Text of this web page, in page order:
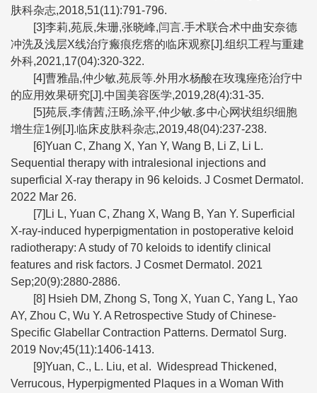
肤科杂志,2018,51(11):791-796.
[3]李莉,苑辰,朱珊,张晓峰,闫言.手术联合术中曲安奈德
冲洗及浅层X线治疗瘢痕疙瘩的临床观察[J].组织工程与重建
外科,2021,17(04):320-322.
[4]曹雅晶,仲少敏,苑辰等.外用水杨酸在玫瑰痤疮治疗中
的应用效果研究[J].中国美容医学,2019,28(4):31-35.
[5]苑辰,李倩茜,汪旸,涂平,仲少敏.多中心网状组织细胞
增生症1例[J].临床皮肤科杂志,2019,48(04):237-238.
[6]Yuan C, Zhang X, Yan Y, Wang B, Li Z, Li L.
Sequential therapy with intralesional injections and
superficial X-ray therapy in 96 keloids. J Cosmet Dermatol.
2022 Mar 26.
[7]Li L, Yuan C, Zhang X, Wang B, Yan Y. Superficial
X-ray-induced hyperpigmentation in postoperative keloid
radiotherapy: A study of 70 keloids to identify clinical
features and risk factors. J Cosmet Dermatol. 2021
Sep;20(9):2880-2886.
[8] Hsieh DM, Zhong S, Tong X, Yuan C, Yang L, Yao
AY, Zhou C, Wu Y. A Retrospective Study of Chinese-
Specific Glabellar Contraction Patterns. Dermatol Surg.
2019 Nov;45(11):1406-1413.
[9]Yuan, C., L. Liu, et al. Widespread Thickened,
Verrucous, Hyperpigmented Plaques in a Woman With